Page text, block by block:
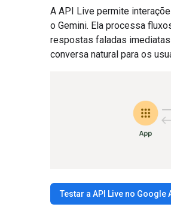
A API Live permite
o Gemini. Ela processa
respostas faladas
conversa natural para os
Testar a API Live no Google